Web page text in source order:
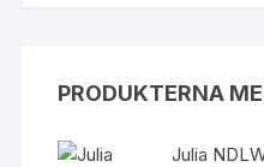
PRODUKTERNA
Julia